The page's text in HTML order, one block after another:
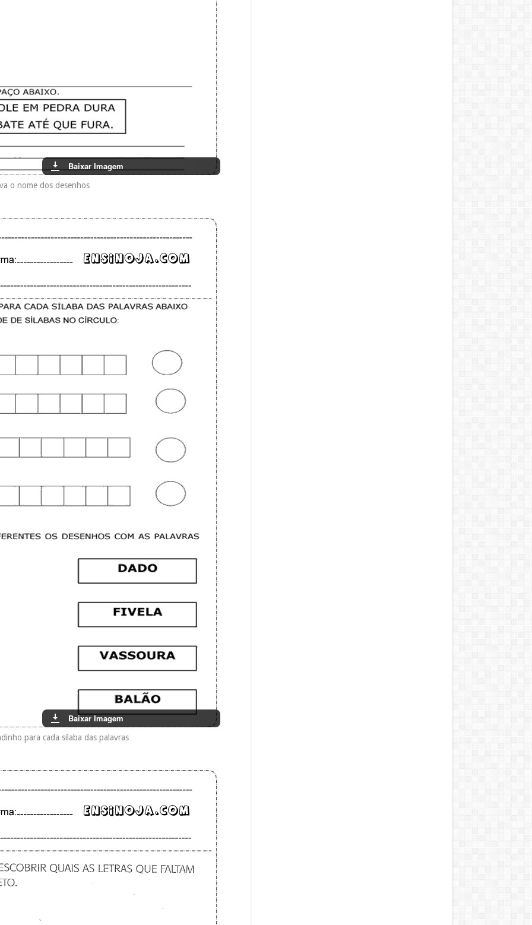
Baixar Imagem
o nome dos desenhos
Baixar Imagem
para cada sílaba das palavras